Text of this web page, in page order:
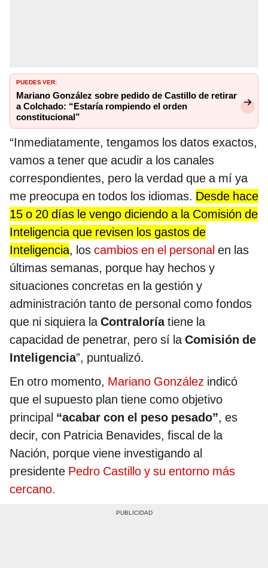
PUEDES VER:
Mariano González sobre pedido de Castillo de retirar
a Colchado: “Estaría rompiendo el orden
constitucional”
“Inmediatamente, tengamos los datos exactos,
vamos a tener que acudir a los canales
correspondientes, pero la verdad que a mí ya
me preocupa en todos los idiomas. Desde hace
15 o 20 días le vengo diciendo a la Comisión de
Inteligencia que revisen los gastos de
Inteligencia, los cambios en el personal en las
últimas semanas, porque hay hechos y
situaciones concretas en la gestión y
administración tanto de personal como fondos
que ni siquiera laContraloríatiene la
capacidad de penetrar, pero sí laComisión de
Inteligencia”, puntualizó.
En otro momento, Mariano González indicó
que el supuesto plan tiene como objetivo
principal “acabar con el peso pesado”, es
decir, con Patricia Benavides, fiscal de la
Nación, porque viene investigando al
presidente Pedro Castillo y su entorno más
cercano.